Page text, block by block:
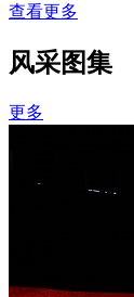
查看更多
风采图集
更多